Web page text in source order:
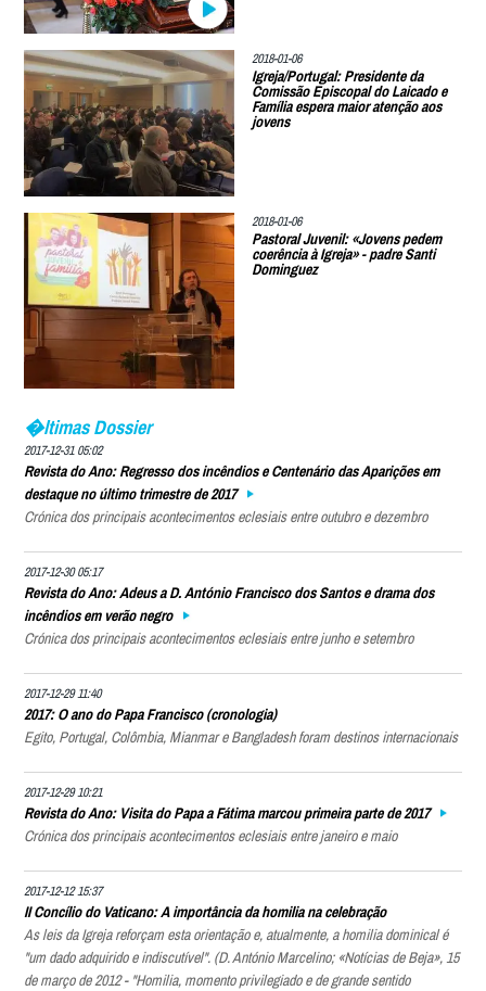
2018-01-06
Igreja/Portugal: Presidente da
Comissão Episcopal do Laicado e
Família espera maior atenção aos
jovens
2018-01-06
Pastoral Juvenil: «Jovens pedem
coerência à Igreja» - padre Santi
Dominguez
�ltimas Dossier
2017-12-31 05:02
Revista do Ano: Regresso dos incêndios e Centenário das Aparições em
destaque no último trimestre de 2017
Crónica dos principais acontecimentos eclesiais entre outubro e dezembro
2017-12-30 05:17
Revista do Ano: Adeus a D. António Francisco dos Santos e drama dos
incêndios em verão negro
Crónica dos principais acontecimentos eclesiais entre junho e setembro
2017-12-29 11:40
2017: O ano do Papa Francisco (cronologia)
Egito, Portugal, Colômbia, Mianmar e Bangladesh foram destinos internacionais
2017-12-29 10:21
Revista do Ano: Visita do Papa a Fátima marcou primeira parte de 2017
Crónica dos principais acontecimentos eclesiais entre janeiro e maio
2017-12-12 15:37
II Concílio do Vaticano: A importância da homilia na celebração
As leis da Igreja reforçam esta orientação e, atualmente, a homilia dominical é
"um dado adquirido e indiscutível". (D. António Marcelino; «Notícias de Beja», 15
de março de 2012 - "Homilia, momento privilegiado e de grande sentido